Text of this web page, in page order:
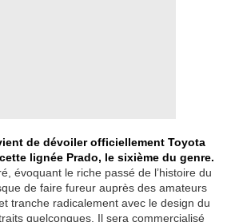
de dévoiler officiellement Toyota
lignée Prado, le sixième du genre.
évoquant le riche passé de l’histoire du
de faire fureur auprès des amateurs
tranche radicalement avec le design du
quelconques. Il sera commercialisé